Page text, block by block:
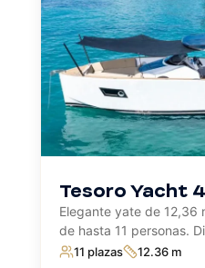
Tesoro Yacht
Elegante yate de
de hasta 11 personas.
amplias zonas de
11 plazas 12.36 m